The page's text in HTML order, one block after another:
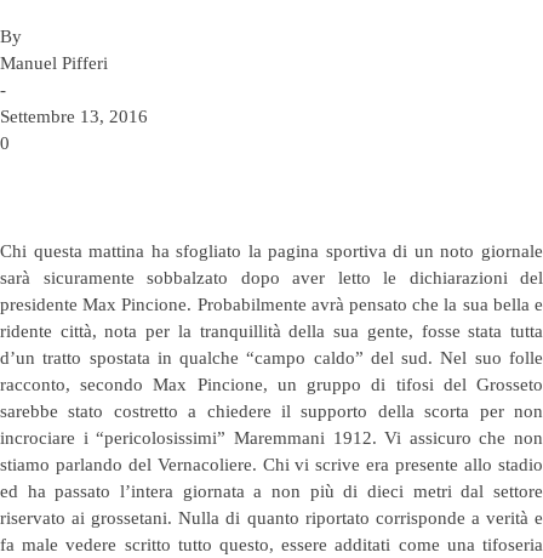
By
Manuel Pifferi
-
Settembre 13, 2016
0
Chi questa mattina ha sfogliato la pagina sportiva di un noto giornale
sarà sicuramente sobbalzato dopo aver letto le dichiarazioni del
presidente Max Pincione. Probabilmente avrà pensato che la sua bella e
ridente città, nota per la tranquillità della sua gente, fosse stata tutta
d’un tratto spostata in qualche “campo caldo” del sud. Nel suo folle
racconto, secondo Max Pincione, un gruppo di tifosi del Grosseto
sarebbe stato costretto a chiedere il supporto della scorta per non
incrociare i “pericolosissimi” Maremmani 1912. Vi assicuro che non
stiamo parlando del Vernacoliere. Chi vi scrive era presente allo stadio
ed ha passato l’intera giornata a non più di dieci metri dal settore
riservato ai grossetani. Nulla di quanto riportato corrisponde a verità e
fa male vedere scritto tutto questo, essere additati come una tifoseria